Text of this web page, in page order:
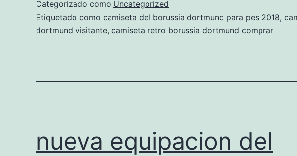
chica
Categorizado como Uncategorized
Etiquetado como camiseta del borussia dortmund para pes 2018,
dortmund visitante, camiseta retro borussia dortmund comprar
nueva equipacion del